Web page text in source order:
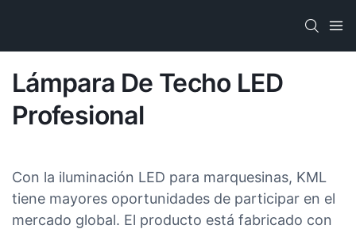
Lámpara De Techo LED
Profesional
Con la iluminación LED para marquesinas, KML
tiene mayores oportunidades de participar en el
mercado global. El producto está fabricado con